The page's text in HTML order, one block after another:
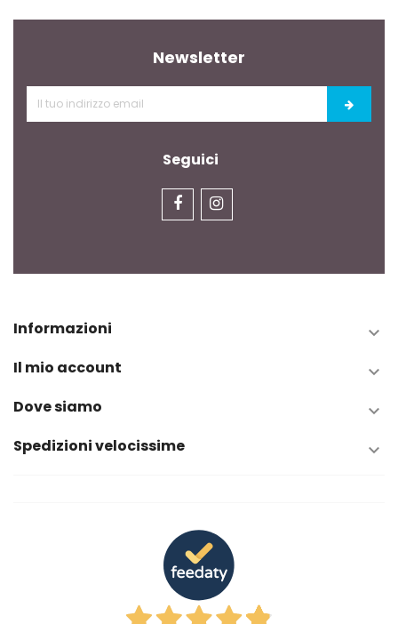
Newsletter
Seguici
Informazioni 
Il mio account 
Dove siamo 
Spedizioni velocissime 